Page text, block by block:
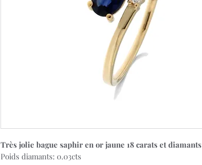
Très jolie bague saphir en or jaune 18 carats et diamants
Poids diamants: 0.03cts